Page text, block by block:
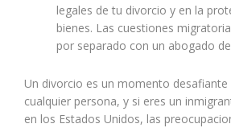
legales de tu divorcio y en la
bienes. Las cuestiones
por separado con un abogado
Un divorcio es un momento desafiante
cualquier persona, y si eres un
en los Estados Unidos, las